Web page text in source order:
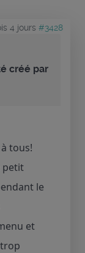
4 jours #3428
créé par
tous!
petit
le
et